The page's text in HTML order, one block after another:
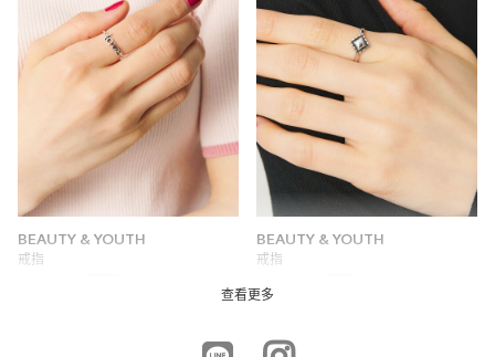
BEAUTY & YOUTH
戒指
BEAUTY & YOUTH
戒指
NTD2,107
查看更多